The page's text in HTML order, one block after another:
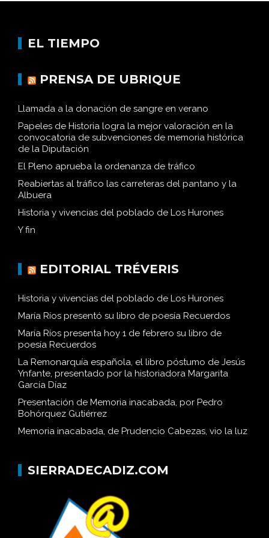
EL TIEMPO
PRENSA DE UBRIQUE
Llamada a la donación de sangre en verano
Papeles de Historia logra la mejor valoración en la
convocatoria de subvenciones de memoria histórica
de la Diputación
El Pleno aprueba la ordenanza de tráfico
Reabiertas al tráfico las carreteras del pantano y la
Albuera
Historia y vivencias del poblado de Los Hurones
Y fin
EDITORIAL TRÉVERIS
Historia y vivencias del poblado de Los Hurones
María Ríos presentó su libro de poesía Recuerdos
María Ríos presenta hoy 1 de febrero su libro de
poesía Recuerdos
La Remonarquía española, el libro póstumo de Jesús
Ynfante, presentado por la historiadora Margarita
García Díaz
Presentación de Memoria inacabada, por Pedro
Bohórquez Gutiérrez
Memoria inacabada, de Prudencio Cabezas, vio la luz
SIERRADECADIZ.COM